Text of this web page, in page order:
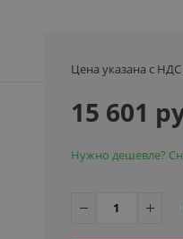
Цена указана с НДС
15 601
Нужно дешевле?